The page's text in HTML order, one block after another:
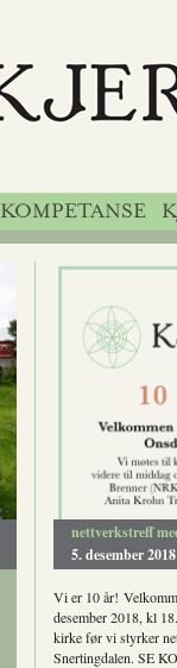
KOMPETANSE
nettverkstreff
5. desember
Vi er 10 år!
desember 2018, kl
kirke før vi styrker
Snertingdalen. SE